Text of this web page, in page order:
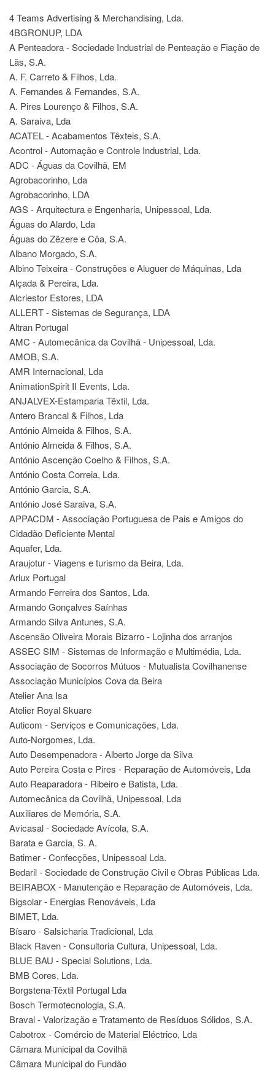
4 Teams Advertising & Merchandising, Lda.
4BGRONUP, LDA
A Penteadora - Sociedade Industrial de Penteação e Fiação de
Lãs, S.A.
A. F. Carreto & Filhos, Lda.
A. Fernandes & Fernandes, S.A.
A. Pires Lourenço & Filhos, S.A.
A. Saraiva, Lda
ACATEL - Acabamentos Têxteis, S.A.
Acontrol - Automação e Controle Industrial, Lda.
ADC - Águas da Covilhã, EM
Agrobacorinho, Lda
Agrobacorinho, LDA
AGS - Arquitectura e Engenharia, Unipessoal, Lda.
Águas do Alardo, Lda
Águas do Zêzere e Côa, S.A.
Albano Morgado, S.A.
Albino Teixeira - Construções e Aluguer de Máquinas, Lda
Alçada & Pereira, Lda.
Alcriestor Estores, LDA
ALLERT - Sistemas de Segurança, LDA
Altran Portugal
AMC - Automecânica da Covilhã - Unipessoal, Lda.
AMOB, S.A.
AMR Internacional, Lda
AnimationSpirit II Events, Lda.
ANJALVEX-Estamparia Têxtil, Lda.
Antero Brancal & Filhos, Lda
António Almeida & Filhos, S.A.
António Almeida & Filhos, S.A.
António Ascenção Coelho & Filhos, S.A.
António Costa Correia, Lda.
António Garcia, S.A.
António José Saraiva, S.A.
APPACDM - Associação Portuguesa de Pais e Amigos do
Cidadão Deficiente Mental
Aquafer, Lda.
Araujotur - Viagens e turismo da Beira, Lda.
Arlux Portugal
Armando Ferreira dos Santos, Lda.
Armando Gonçalves Saínhas
Armando Silva Antunes, S.A.
Ascensão Oliveira Morais Bizarro - Lojinha dos arranjos
ASSEC SIM - Sistemas de Informação e Multimédia, Lda.
Associação de Socorros Mútuos - Mutualista Covilhanense
Associação Municípios Cova da Beira
Atelier Ana Isa
Atelier Royal Skuare
Auticom - Serviços e Comunicações, Lda.
Auto-Norgomes, Lda.
Auto Desempenadora - Alberto Jorge da Silva
Auto Pereira Costa e Pires - Reparação de Automóveis, Lda
Auto Reaparadora - Ribeiro e Batista, Lda.
Automecânica da Covilhã, Unipessoal, Lda
Auxiliares de Memória, S.A.
Avicasal - Sociedade Avícola, S.A.
Barata e Garcia, S. A.
Batimer - Confecções, Unipessoal Lda.
Bedaril - Sociedade de Construção Civil e Obras Públicas Lda.
BEIRABOX - Manutenção e Reparação de Automóveis, Lda.
Bigsolar - Energias Renováveis, Lda
BIMET, Lda.
Bísaro - Salsicharia Tradicional, Lda
Black Raven - Consultoria Cultura, Unipessoal, Lda.
BLUE BAU - Special Solutions, Lda.
BMB Cores, Lda.
Borgstena-Têxtil Portugal Lda
Bosch Termotecnologia, S.A.
Braval - Valorização e Tratamento de Resíduos Sólidos, S.A.
Cabotrox - Comércio de Material Eléctrico, Lda
Câmara Municipal da Covilhã
Câmara Municipal do Fundão